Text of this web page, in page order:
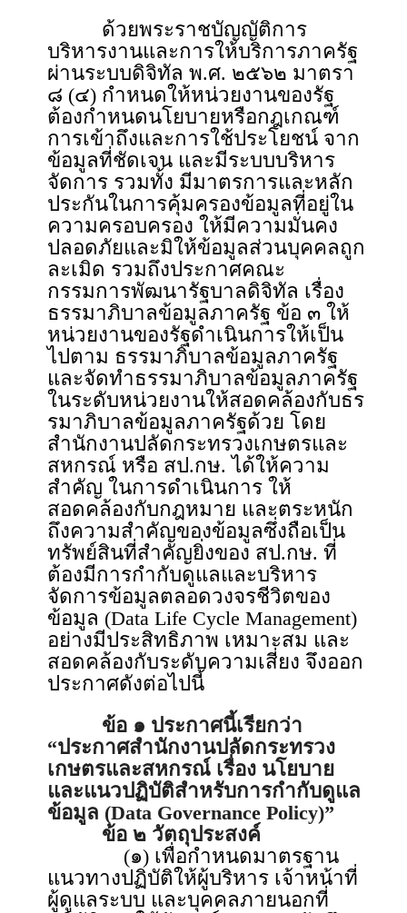
ด้วยพระราชบัญญัติการ
บริหารงานและการให้บริการภาครัฐ
ผ่านระบบดิจิทัล พ.ศ. ๒๕๖๒ มาตรา
๘ (๔) กำหนดให้หน่วยงานของรัฐ
ต้องกำหนดนโยบายหรือกฎเกณฑ์
การเข้าถึงและการใช้ประโยชน์ จาก
ข้อมูลที่ชัดเจน และมีระบบบริหาร
จัดการ รวมทั้ง มีมาตรการและหลัก
ประกันในการคุ้มครองข้อมูลที่อยู่ใน
ความครอบครอง ให้มีความมั่นคง
ปลอดภัยและมิให้ข้อมูลส่วนบุคคลถูก
ละเมิด รวมถึงประกาศคณะ
กรรมการพัฒนารัฐบาลดิจิทัล เรื่อง
ธรรมาภิบาลข้อมูลภาครัฐ ข้อ ๓ ให้
หน่วยงานของรัฐดำเนินการให้เป็น
ไปตาม ธรรมาภิบาลข้อมูลภาครัฐ
และจัดทำธรรมาภิบาลข้อมูลภาครัฐ
ในระดับหน่วยงานให้สอดคล้องกับธร
รมาภิบาลข้อมูลภาครัฐด้วย โดย
สำนักงานปลัดกระทรวงเกษตรและ
สหกรณ์ หรือ สป.กษ. ได้ให้ความ
สำคัญ ในการดำเนินการ ให้
สอดคล้องกับกฎหมาย และตระหนัก
ถึงความสำคัญของข้อมูลซึ่งถือเป็น
ทรัพย์สินที่สำคัญยิ่งของ สป.กษ. ที่
ต้องมีการกำกับดูแลและบริหาร
จัดการข้อมูลตลอดวงจรชีวิตของ
ข้อมูล (Data Life Cycle Management)
อย่างมีประสิทธิภาพ เหมาะสม และ
สอดคล้องกับระดับความเสี่ยง จึงออก
ประกาศดังต่อไปนี้
ข้อ ๑ ประกาศนี้เรียกว่า
“ประกาศสำนักงานปลัดกระทรวง
เกษตรและสหกรณ์ เรื่อง นโยบาย
และแนวปฏิบัติสำหรับการกำกับดูแล
ข้อมูล (Data Governance Policy)”
ข้อ ๒ วัตถุประสงค์
(๑) เพื่อกำหนดมาตรฐาน
แนวทางปฏิบัติให้ผู้บริหาร เจ้าหน้าที่
ผู้ดูแลระบบ และบุคคลภายนอกที่